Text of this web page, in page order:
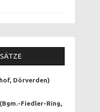
Dörverden)
Fiedler-Ring,